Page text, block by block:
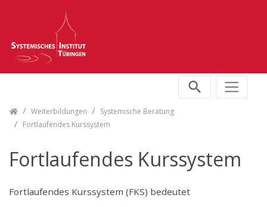
Skip navigation
Weiterbildungen
Systemische Beratung
Fortlaufendes Kurssystem
Fortlaufendes Kurssystem
Fortlaufendes Kurssystem (FKS) bedeutet